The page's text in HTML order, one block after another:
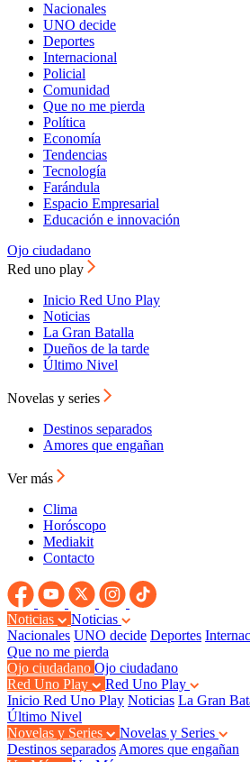
Nacionales
UNO decide
Deportes
Internacional
Policial
Comunidad
Que no me pierda
Política
Economía
Tendencias
Tecnología
Farándula
Espacio Empresarial
Educación e innovación
Ojo ciudadano
Red uno play
Inicio Red Uno Play
Noticias
La Gran Batalla
Dueños de la tarde
Último Nivel
Novelas y series
Destinos separados
Amores que engañan
Ver más
Clima
Horóscopo
Mediakit
Contacto
Noticias
Noticias
Nacionales UNO decide Deportes
Que no me pierda
Ojo ciudadano Ojo ciudadano
Red Uno Play
Red Uno Play
Inicio Red Uno Play Noticias La Gran
Último Nivel
Novelas y Series
Novelas y Series
Destinos separados Amores que engañan